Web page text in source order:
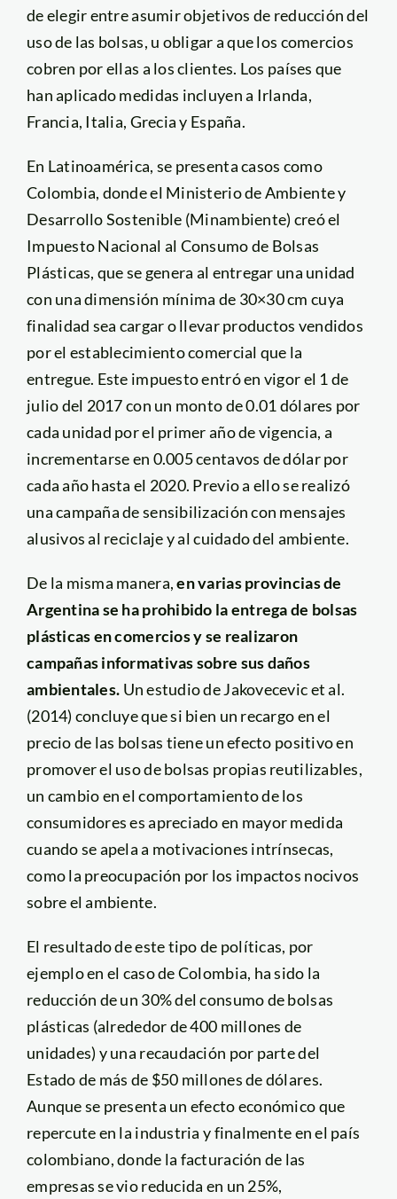
de elegir entre asumir objetivos de reducción del
uso de las bolsas, u obligar a que los comercios
cobren por ellas a los clientes. Los países que
han aplicado medidas incluyen a Irlanda,
Francia, Italia, Grecia y España.
En Latinoamérica, se presenta casos como
Colombia, donde el Ministerio de Ambiente y
Desarrollo Sostenible (Minambiente) creó el
Impuesto Nacional al Consumo de Bolsas
Plásticas, que se genera al entregar una unidad
con una dimensión mínima de 30×30 cm cuya
finalidad sea cargar o llevar productos vendidos
por el establecimiento comercial que la
entregue. Este impuesto entró en vigor el 1 de
julio del 2017 con un monto de 0.01 dólares por
cada unidad por el primer año de vigencia, a
incrementarse en 0.005 centavos de dólar por
cada año hasta el 2020. Previo a ello se realizó
una campaña de sensibilización con mensajes
alusivos al reciclaje y al cuidado del ambiente.
De la misma manera,en varias provincias de
Argentina se ha prohibido la entrega de bolsas
plásticas en comercios y se realizaron
campañas informativas sobre sus daños
ambientales. Un estudio de Jakovecevic et al.
(2014) concluye que si bien un recargo en el
precio de las bolsas tiene un efecto positivo en
promover el uso de bolsas propias reutilizables,
un cambio en el comportamiento de los
consumidores es apreciado en mayor medida
cuando se apela a motivaciones intrínsecas,
como la preocupación por los impactos nocivos
sobre el ambiente.
El resultado de este tipo de políticas, por
ejemplo en el caso de Colombia, ha sido la
reducción de un 30% del consumo de bolsas
plásticas (alrededor de 400 millones de
unidades) y una recaudación por parte del
Estado de más de $50 millones de dólares.
Aunque se presenta un efecto económico que
repercute en la industria y finalmente en el país
colombiano, donde la facturación de las
empresas se vio reducida en un 25%,